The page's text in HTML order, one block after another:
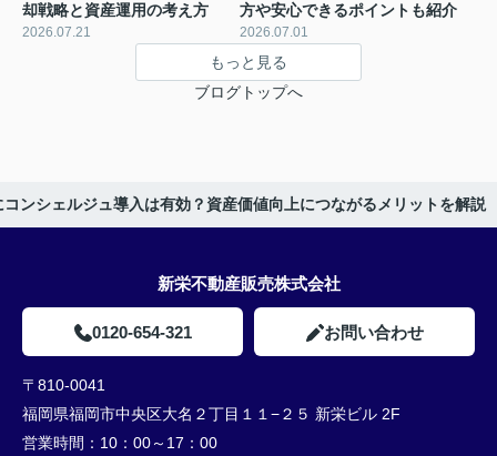
却戦略と資産運用の考え方
2026.07.21
方や安心できるポイントも紹介
2026.07.01
もっと見る
ブログトップへ
ンシェルジュ導入は有効？資産価値向上につながるメリットを解説
新栄不動産販売株式会社
0120-654-321 お問い合わせ
〒810-0041
福岡県福岡市中央区大名２丁目１１−２５ 新栄ビル 2F
営業時間： 10：00～17：00